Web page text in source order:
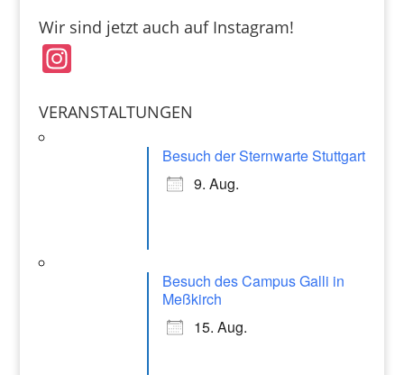
c
e
b
o
ai
l
at
p
Wir sind jetzt auch auf Instagram!
In
a
VERANSTALTUNGEN
Besuch der Sternwarte Stuttgart
9. Aug.
Besuch des Campus Galli in
Meßkirch
15. Aug.